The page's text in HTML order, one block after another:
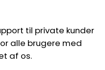
til private kunder
alle brugere med
af os.